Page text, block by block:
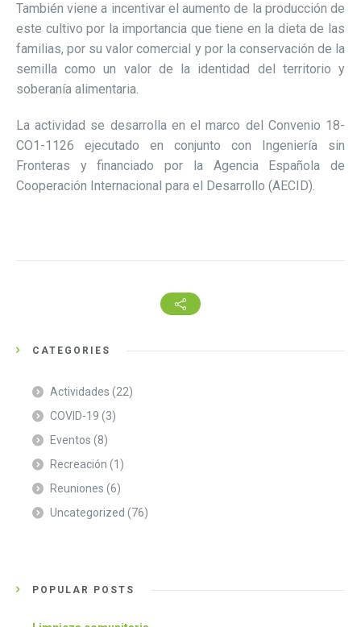
También viene a incentivar el aumento de la producción de
este cultivo por la importancia que tiene en la dieta de las
familias, por su valor comercial y por la conservación de la
semilla como un valor de la identidad del territorio y
soberanía alimentaria.
La actividad se desarrolla en el marco del Convenio 18-
CO1-1126 ejecutado en conjunto con Ingeniería sin
Fronteras y financiado por la Agencia Española de
Cooperación Internacional para el Desarrollo (AECID).
CATEGORIES
Actividades (22)
COVID-19 (3)
Eventos (8)
Recreación (1)
Reuniones (6)
Uncategorized (76)
POPULAR POSTS